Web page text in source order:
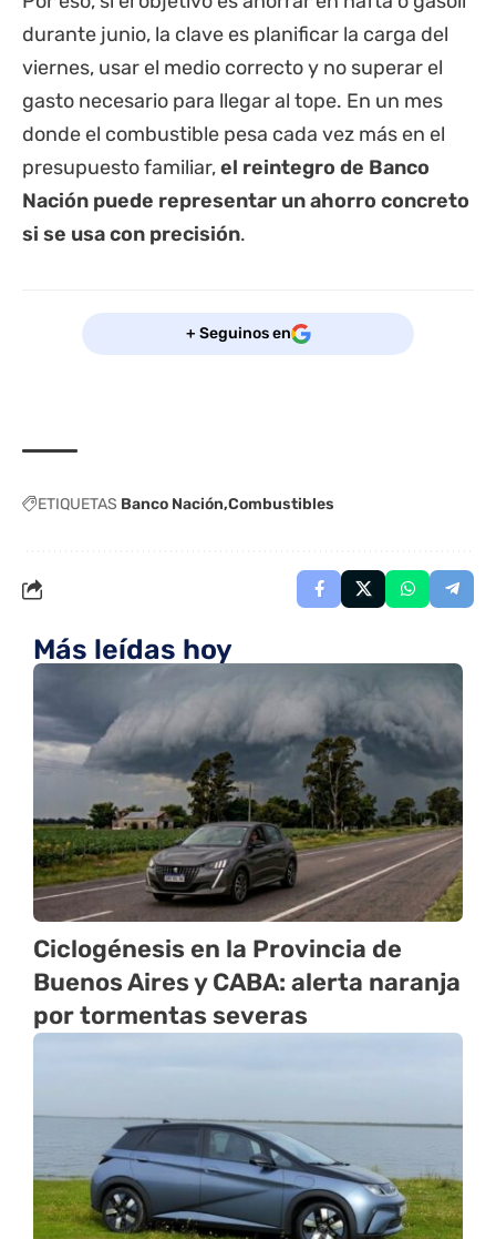
durante junio, la clave es planificar la carga del
viernes, usar el medio correcto y no superar el
gasto necesario para llegar al tope. En un mes
donde el combustible pesa cada vez más en el
presupuesto familiar,el reintegro de Banco
Nación puede representar un ahorro concreto
si se usa con precisión.
+ Seguinos en
ETIQUETAS Banco Nación Combustibles
Más leídas hoy
Ciclogénesis en la Provincia de
Buenos Aires y CABA: alerta naranja
por tormentas severas